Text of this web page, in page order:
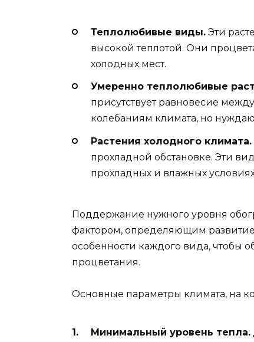
Теплолюбивые виды. Эти
высокой теплотой. Они
холодных мест.
Умеренно теплолюбивые
присутствует равновесие
колебаниям климата, но
Растения холодного климата.
прохладной обстановке. Эти
прохладных и влажных
Поддержание нужного уровня
фактором, определяющим
особенности каждого вида, чтобы
процветания.
Основные параметры климата, на
Минимальный уровень тепла.